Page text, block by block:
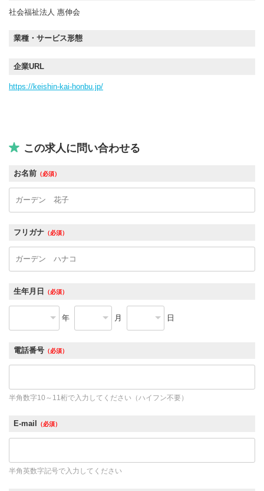
社会福祉法人 惠伸会
業種・サービス形態
企業URL
https://keishin-kai-honbu.jp/
この求人に問い合わせる
お名前 （必須）
フリガナ （必須）
生年月日 （必須）
年 月 日
電話番号 （必須）
半角数字10～11桁で入力してください（ハイフン不要）
E-mail （必須）
半角英数字記号で入力してください